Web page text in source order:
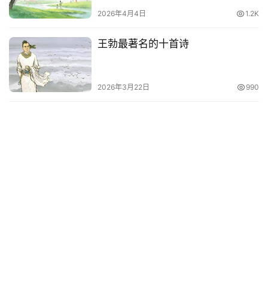
2026年4月4日 1.2K
王勃最著名的十首诗
2026年3月22日 990